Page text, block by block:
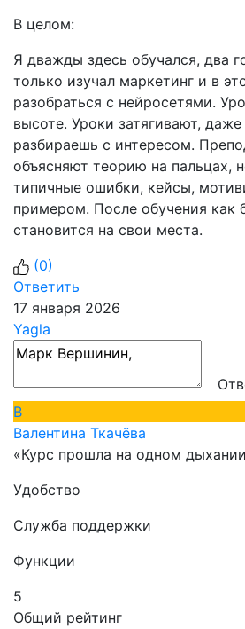
В целом:
Я дважды здесь обучался, два
только изучал маркетинг и в
разобраться с нейросетями.
высоте. Уроки затягивают,
разбираешь с интересом.
объясняют теорию на пальцах,
типичные ошибки, кейсы,
примером. После обучения как
становится на свои места.
(0)
Ответить
17 января 2026
Yagla
В
Валентина Ткачёва
«Курс прошла на одном
Удобство
Служба поддержки
Функции
5
Общий рейтинг